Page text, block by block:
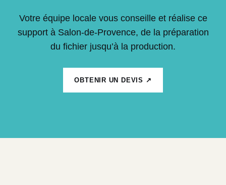
Votre équipe locale vous conseille et réalise ce
support à Salon-de-Provence, de la préparation
du fichier jusqu’à la production.
OBTENIR UN DEVIS ↗